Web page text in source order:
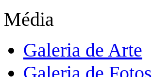
Média
Galeria de Arte